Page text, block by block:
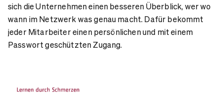
sich die Unternehmen einen besseren Überblick, wer wo
wann im Netzwerk was genau macht. Dafür bekommt
jeder Mitarbeiter einen persönlichen und mit einem
Passwort geschützten Zugang.